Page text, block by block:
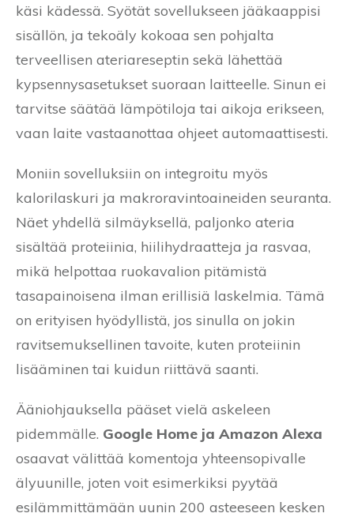
käsi kädessä. Syötät sovellukseen jääkaappisi
sisällön, ja tekoäly kokoaa sen pohjalta
terveellisen ateriareseptin sekä lähettää
kypsennysasetukset suoraan laitteelle. Sinun ei
tarvitse säätää lämpötiloja tai aikoja erikseen,
vaan laite vastaanottaa ohjeet automaattisesti.
Moniin sovelluksiin on integroitu myös
kalorilaskuri ja makroravintoaineiden seuranta.
Näet yhdellä silmäyksellä, paljonko ateria
sisältää proteiinia, hiilihydraatteja ja rasvaa,
mikä helpottaa ruokavalion pitämistä
tasapainoisena ilman erillisiä laskelmia. Tämä
on erityisen hyödyllistä, jos sinulla on jokin
ravitsemuksellinen tavoite, kuten proteiinin
lisääminen tai kuidun riittävä saanti.
Ääniohjauksella pääset vielä askeleen
pidemmälle. Google Home ja Amazon Alexa
osaavat välittää komentoja yhteensopivalle
älyuunille, joten voit esimerkiksi pyytää
esilämmittämään uunin 200 asteeseen kesken